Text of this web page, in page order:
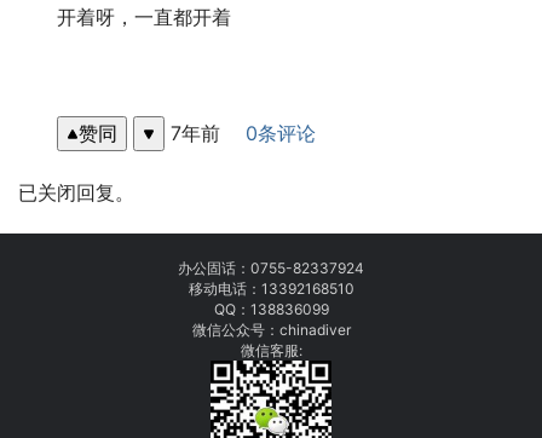
开着呀，一直都开着
赞同 7年前 0条评论
已关闭回复。
办公固话： 0755-82337924
移动电话： 13392168510
QQ：138836099
微信公众号：chinadiver
微信客服: